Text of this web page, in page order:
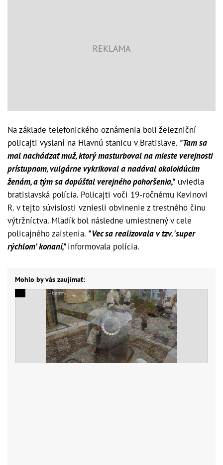
Na základe telefonického oznámenia boli železniční
policajti vyslaní na Hlavnú stanicu v Bratislave. "Tam sa
mal nachádzať muž, ktorý masturboval na mieste verejnosti
prístupnom, vulgárne vykrikoval a nadával okoloidúcim
ženám, a tým sa dopúšťal verejného pohoršenia," uviedla
bratislavská polícia. Policajti voči 19-ročnému Kevinovi
R. v tejto súvislosti vzniesli obvinenie z trestného činu
výtržníctva. Mladík bol následne umiestnený v cele
policajného zaistenia. "Vec sa realizovala v tzv. 'super
rýchlom' konaní,"informovala polícia.
Mohlo by vás zaujímať: